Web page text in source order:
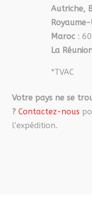
Autriche,
Royaume-
Maroc :
La
*TVAC
Votre pays ne se
? Contactez-nous
l’expédition.